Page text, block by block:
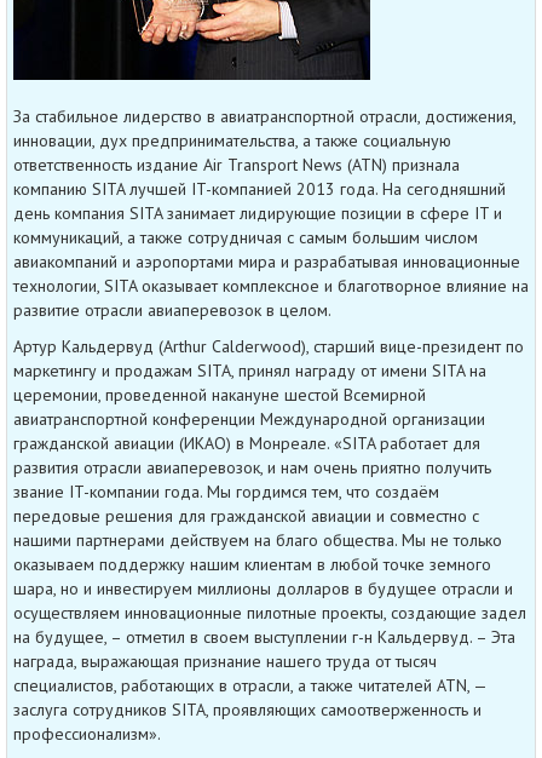
За стабильное лидерство в авиатранспортной отрасли, достижения,
инновации, дух предпринимательства, а также социальную
ответственность издание Air Transport News (ATN) признала
компанию SITA лучшей IT-компанией 2013 года. На сегодняшний
день компания SITA занимает лидирующие позиции в сфере IT и
коммуникаций, а также сотрудничая с самым большим числом
авиакомпаний и аэропортами мира и разрабатывая инновационные
технологии, SITA оказывает комплексное и благотворное влияние на
развитие отрасли авиаперевозок в целом.
Артур Кальдервуд (Arthur Calderwood), старший вице-президент по
маркетингу и продажам SITA, принял награду от имени SITA на
церемонии, проведенной накануне шестой Всемирной
авиатранспортной конференции Международной организации
гражданской авиации (ИКАО) в Монреале. «SITA работает для
развития отрасли авиаперевозок, и нам очень приятно получить
звание IT-компании года. Мы гордимся тем, что создаём
передовые решения для гражданской авиации и совместно с
нашими партнерами действуем на благо общества. Мы не только
оказываем поддержку нашим клиентам в любой точке земного
шара, но и инвестируем миллионы долларов в будущее отрасли и
осуществляем инновационные пилотные проекты, создающие задел
на будущее, – отметил в своем выступлении г-н Кальдервуд. – Эта
награда, выражающая признание нашего труда от тысяч
специалистов, работающих в отрасли, а также читателей ATN, —
заслуга сотрудников SITA, проявляющих самоотверженность и
профессионализм».